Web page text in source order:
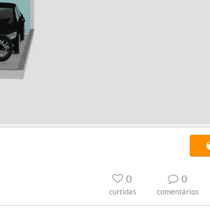
0
curtidas
0
comentários